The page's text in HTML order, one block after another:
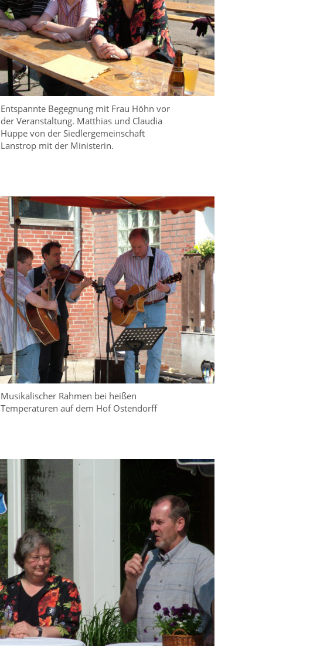
Entspannte Begegnung mit Frau Höhn vor
der Veranstaltung. Matthias und Claudia
Hüppe von der Siedlergemeinschaft
Lanstrop mit der Ministerin.
Musikalischer Rahmen bei heißen
Temperaturen auf dem Hof Ostendorff